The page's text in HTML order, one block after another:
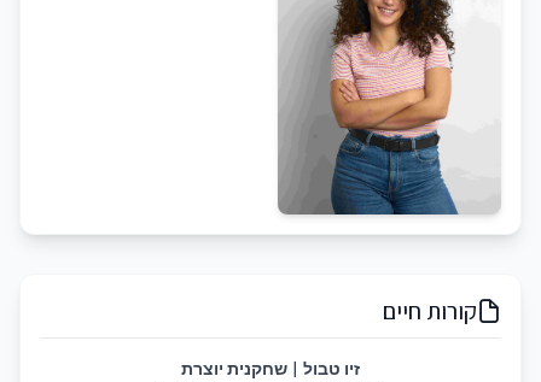
קורות חיים
זיו טבול | שחקנית יוצרת